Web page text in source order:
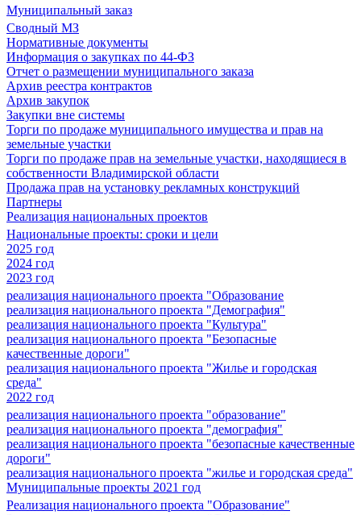
Муниципальный заказ
Сводный МЗ
Нормативные документы
Информация о закупках по 44-ФЗ
Отчет о размещении муниципального заказа
Архив реестра контрактов
Архив закупок
Закупки вне системы
Торги по продаже муниципального имущества и прав на
земельные участки
Торги по продаже прав на земельные участки, находящиеся в
собственности Владимирской области
Продажа прав на установку рекламных конструкций
Партнеры
Реализация национальных проектов
Национальные проекты: сроки и цели
2025 год
2024 год
2023 год
реализация национального проекта "Образование
реализация национального проекта "Демография"
реализация национального проекта "Культура"
реализация национального проекта "Безопасные
качественные дороги"
реализация национального проекта "Жилье и городская
среда"
2022 год
реализация национального проекта "образование"
реализация национального проекта "демография"
реализация национального проекта "безопасные качественные
дороги"
реализация национального проекта "жилье и городская среда"
Муниципальные проекты 2021 год
Реализация национального проекта "Образование"